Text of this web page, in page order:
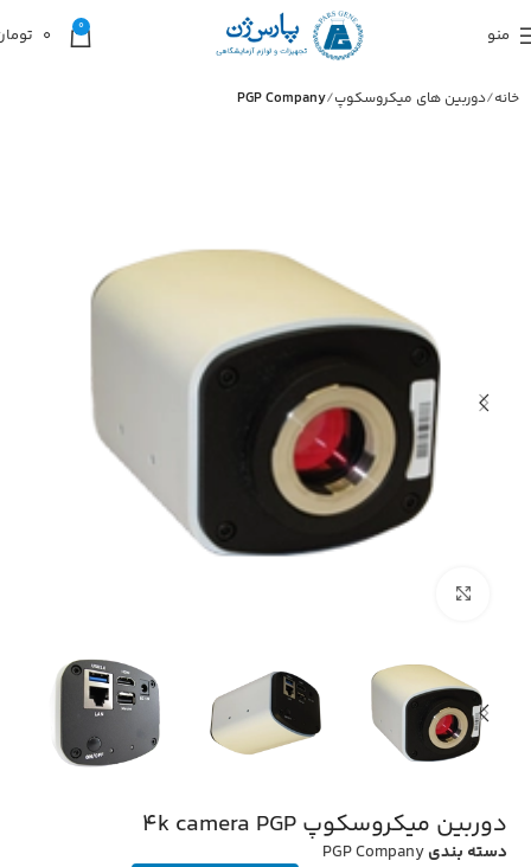
منو 0
0
خانه دوربین های میکروسکوپ PGP Company
دوربین میکروسکوپ 4k camera PGP
دسته بندیPGP Company